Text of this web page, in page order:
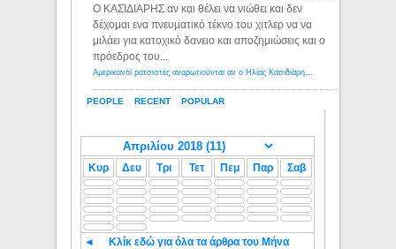
PEOPLE RECENT POPULAR
Ο ΚΑΣΙΔΙΑΡΗΣ αν και θέλει να νιώθει και δεν
δέχομαι ενα πνευματικό τέκνο του χιτλερ να να
μιλάει για κατοχικό δανειο και αποζημιώσεις και ο
πρόεδρος του...
Κυρ Δευ Τρι Τετ Πεμ Παρ Σαβ
◄ Κλίκ εδώ για όλα τα άρθρα του Μήνα